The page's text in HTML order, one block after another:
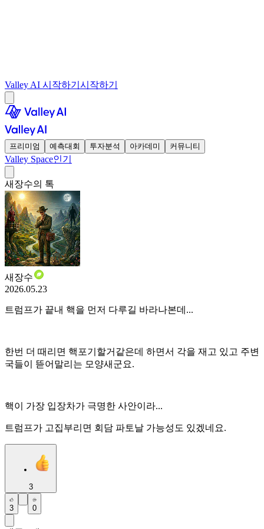
Valley AI 시작하기 시작하기
프리미엄 예측대회 투자분석 아카데미 커뮤니티
Valley Space인기
새장수의 톡
새장수
2026.05.23
트럼프가 끝내 핵을 먼저 다루길 바라나본데...
한번 더 때리면 핵포기할거같은데 하면서 각을 재고 있고 주변
국들이 뜯어말리는 모양새군요.
핵이 가장 입장차가 극명한 사안이라...
트럼프가 고집부리면 회담 파토날 가능성도 있겠네요.
3
3 0